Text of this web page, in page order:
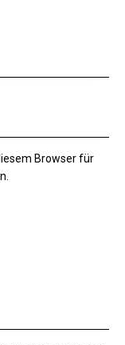
Browser für